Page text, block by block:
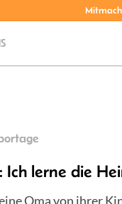
Ich lerne die
Oma von ihrer